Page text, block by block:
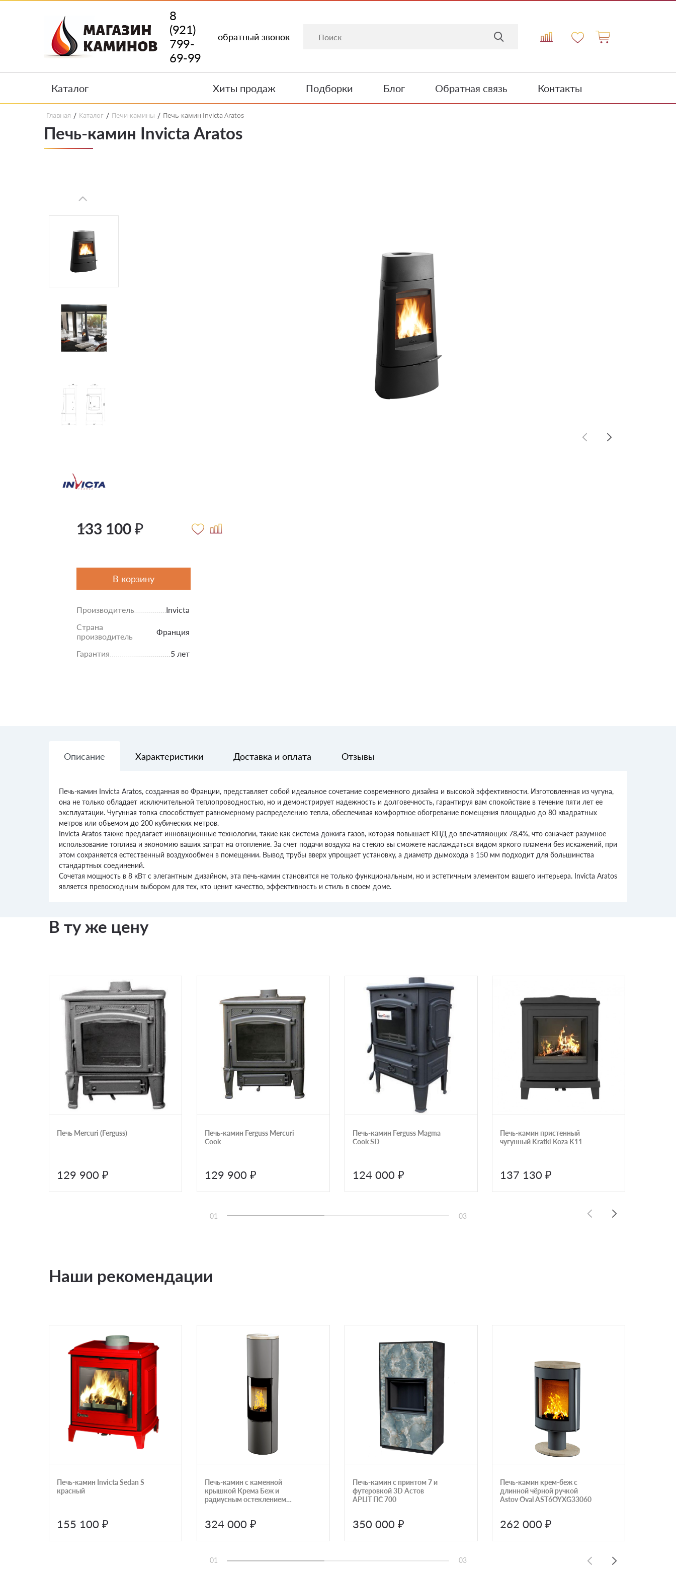
8
(921)
799-
69-99
обратный звонок
Каталог Хиты продаж Подборки Блог Обратная связь Контакты
Главная / Каталог / Печи-камины / Печь-камин Invicta Aratos
Печь-камин Invicta Aratos
133 100 ₽
В корзину
Производитель
Invicta
Страна
производитель
Франция
Гарантия 5 лет
Описание Характеристики Доставка и оплата Отзывы
Печь-камин Invicta Aratos, созданная во Франции, представляет собой идеальное сочетание современного дизайна и высокой эффективности. Изготовленная из чугуна,
она не только обладает исключительной теплопроводностью, но и демонстрирует надежность и долговечность, гарантируя вам спокойствие в течение пяти лет ее
эксплуатации. Чугунная топка способствует равномерному распределению тепла, обеспечивая комфортное обогревание помещения площадью до 80 квадратных
метров или объемом до 200 кубических метров.
Invicta Aratos также предлагает инновационные технологии, такие как система дожига газов, которая повышает КПД до впечатляющих 78,4%, что означает разумное
использование топлива и экономию ваших затрат на отопление. За счет подачи воздуха на стекло вы сможете наслаждаться видом яркого пламени без искажений, при
этом сохраняется естественный воздухообмен в помещении. Вывод трубы вверх упрощает установку, а диаметр дымохода в 150 мм подходит для большинства
стандартных соединений.
Сочетая мощность в 8 кВт с элегантным дизайном, эта печь-камин становится не только функциональным, но и эстетичным элементом вашего интерьера. Invicta Aratos
является превосходным выбором для тех, кто ценит качество, эффективность и стиль в своем доме.
В ту же цену
Печь Mercuri (Ferguss)
129 900 ₽
Печь-камин Ferguss Mercuri
Cook
129 900 ₽
Печь-камин Ferguss Magma
Cook SD
124 000 ₽
Печь-камин пристенный
чугунный Kratki Koza K11
137 130 ₽
01 03
Наши рекомендации
Печь-камин Invicta Sedan S
красный
155 100 ₽
Печь-камин с каменной
крышкой Крема Беж и
радиусным остеклением
324 000 ₽
Печь-камин с принтом 7 и
футеровкой 3D Астов
APLIT ПС 700
350 000 ₽
Печь-камин крем-беж с
длинной чёрной ручкой
Astov Oval AST6OYXG33060
262 000 ₽
01 03